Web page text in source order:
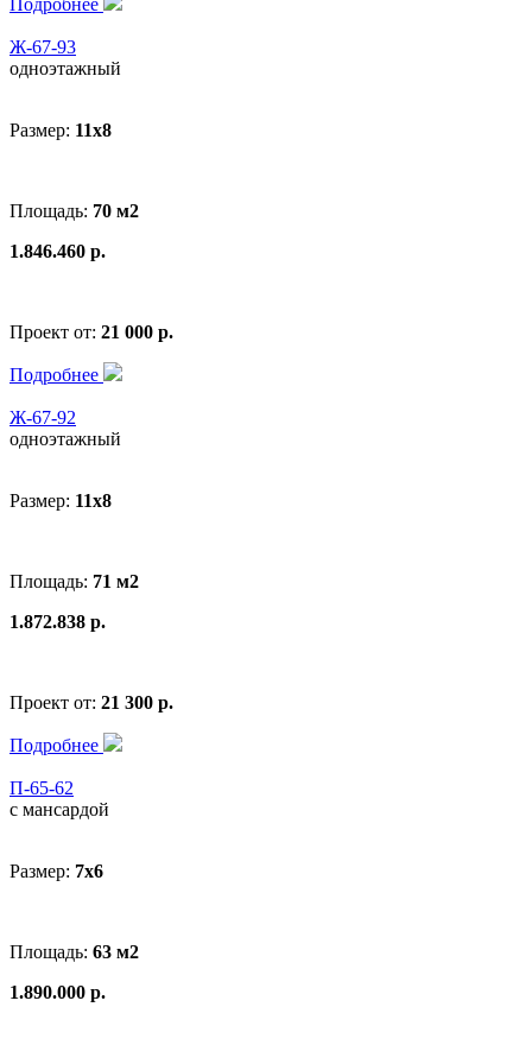
Ж-67-93
одноэтажный
Размер: 11x8
Площадь: 70 м2
1.846.460 р.
Проект от: 21 000 р.
Подробнее
Ж-67-92
одноэтажный
Размер: 11x8
Площадь: 71 м2
1.872.838 р.
Проект от: 21 300 р.
Подробнее
П-65-62
с мансардой
Размер: 7х6
Площадь: 63 м2
1.890.000 р.